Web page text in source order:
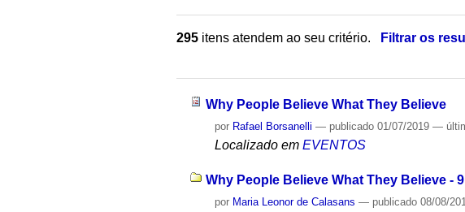
295 itens atendem ao seu critério.
Filtrar os
Why People Believe What They Believe
por Rafael Borsanelli — publicado 01/07/2019—
Localizado em EVENTOS
Why People Believe What They Believe -
por Maria Leonor de Calasans — publicado 08/08/